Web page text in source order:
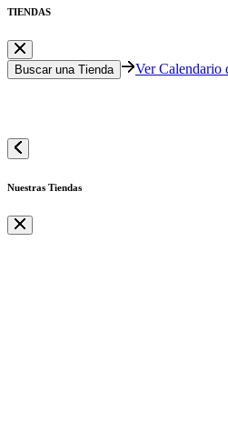
TIENDAS
Buscar una Tienda Ver Calendario
Nuestras Tiendas